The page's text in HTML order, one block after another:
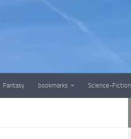
Fantasy bookmarks Science-Fiction